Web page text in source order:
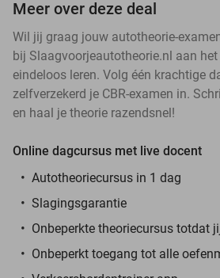
Meer over deze deal
Wil jij graag jouw autotheorie-
bij Slaagvoorjeautotheorie.nl aan
eindeloos leren. Volg één krachtige
zelfverzekerd je CBR-examen in.
en haal je theorie razendsnel!
Online dagcursus met live docent
Autotheoriecursus in 1 dag
Slagingsgarantie
Onbeperkte theoriecursus totdat
Onbeperkt toegang tot alle